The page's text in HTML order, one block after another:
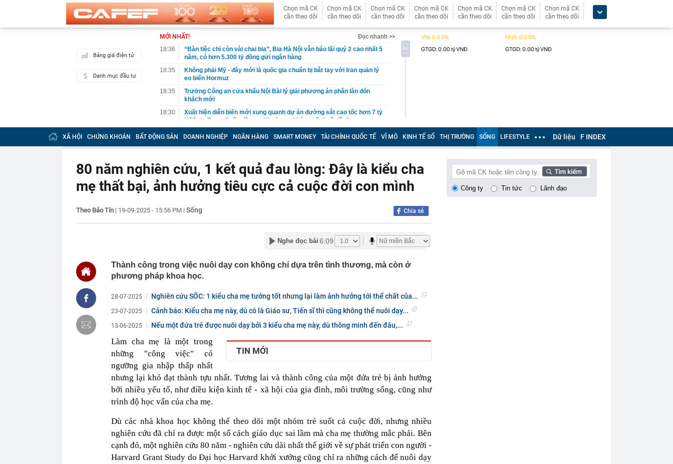
Chọn mã CK
cần theo dõi
Chọn mã CK
cần theo dõi
Chọn mã CK
cần theo dõi
Chọn mã CK
cần theo dõi
Chọn mã CK
cần theo dõi
Chọn mã CK
cần theo dõi
Chọn mã CK
cần theo dõi
Bảng giá điện tử
Danh mục đầu tư
MỚI NHẤT!
Đọc nhanh >>
18:36
“Bàn tiệc chỉ còn vài chai bia”, Bia Hà Nội vẫn báo lãi quý 2 cao nhất 5
năm, có hơn 5.300 tỷ đồng gửi ngân hàng
18:35
Không phải Mỹ - đây mới là quốc gia chuẩn bị bắt tay với Iran quản lý
eo biển Hormuz
18:35
Trưởng Công an cửa khẩu Nội Bài lý giải phương án phân làn đón
khách mới
18:30
Xuất hiện diễn biến mới xung quanh dự án đường sắt cao tốc hơn 7 tỷ
USD do Trung Quốc đầu tư: Khoản nợ khủng sẽ đi về đâu?
18:28
Sắc đỏ bao trùm, cổ phiếu Hoá chất Đức Giang vẫn tăng kịch trần
18:27
Sao nữ mất 2,7 tỷ vì đầu tư chứng khoán, tuyên bố phá sản và phải
18:26
Bất ngờ: Huấn Hoa Hồng từng là Chủ tịch công ty bất động sản với
slogan nổi tiếng “có làm thì mới có ăn”
18:26
Vì sao nhiều gia đình ngày càng thích dùng máy sấy quần áo?
doanh phục vụ khách quốc tế
18:05
Vì sao bạn chăm chỉ nhưng tiền vẫn chưa nhiều? Tháng 8, 3 con giáp
Thừa kế ngôi nhà cũ, người đàn ông phát hiện 100 kg vàng giấu khắp
18:01
Tin vui: Khách Việt đến quốc gia này có thể tích điểm, điểm đổi được
vé tham quan, quà tặng
đôn đốc tiến độ các dự án trọng điểm
18:00
Hà Nội triển khai thi hành quy định bảo vệ dữ liệu cá nhân
17:53
XSMN 6/8 - Kết quả XSMN hôm nay thứ Năm ngày 6/8/2026
hàng số lượng lớn
17:44
Quy định chuyển tiếp về xét thăng hạng viên chức từ 1/7/2026
17:38
Công an kiểm tra phòng trọ lúc 0 giờ 30 phút, bắt tạm giam Nguyễn
Văn Điệp SN 1995
17:32
Một cổ phiếu bị tự doanh CTCK bán ròng 200 tỷ đồng trong phiên Index
giảm điểm
đối thủ: Nguyên do là vì ứng dụng này
XÃ HỘI CHỨNG KHOÁN BẤT ĐỘNG SẢN DOANH NGHIỆP NGÂN HÀNG SMART MONEY TÀI CHÍNH QUỐC TẾ VĨ MÔ KINH TẾ SỐ THỊ TRƯỜNG SỐNG LIFESTYLE Dữ liệu F INDEX
80 năm nghiên cứu, 1 kết quả đau lòng: Đây là kiểu cha
mẹ thất bại, ảnh hưởng tiêu cực cả cuộc đời con mình
Theo Bảo Tín | 19-09-2025 - 15:56 PM | Sống Chia sẻ
Nghe đọc bài 6:09
Thành công trong việc nuôi dạy con không chỉ dựa trên tình thương, mà còn ở
phương pháp khoa học.
28-07-2025 Nghiên cứu SỐC: 1 kiểu cha mẹ tưởng tốt nhưng lại làm ảnh hưởng tới thể chất của...
23-07-2025 Cảnh báo: Kiểu cha mẹ này, dù có là Giáo sư, Tiến sĩ thì cũng không thể nuôi dạy...
13-06-2025 Nếu một đứa trẻ được nuôi dạy bởi 3 kiểu cha mẹ này, dù thông minh đến đâu,...
TIN MỚI
Làm cha mẹ là một trong
những "công việc" có
ngưỡng gia nhập thấp nhất
nhưng lại khó đạt thành tựu nhất. Tương lai và thành công của một đứa trẻ bị ảnh hưởng
bởi nhiều yếu tố, như điều kiện kinh tế - xã hội của gia đình, môi trường sống, cũng như
trình độ học vấn của cha mẹ.
Dù các nhà khoa học không thể theo dõi một nhóm trẻ suốt cả cuộc đời, nhưng nhiều
nghiên cứu đã chỉ ra được một số cách giáo dục sai lầm mà cha mẹ thường mắc phải. Bên
cạnh đó, một nghiên cứu 80 năm - nghiên cứu dài nhất thế giới về sự phát triển con người -
Harvard Grant Study do Đại học Harvard khởi xướng cũng chỉ ra những cách để nuôi dạy
Công ty Tin tức Lãnh đạo